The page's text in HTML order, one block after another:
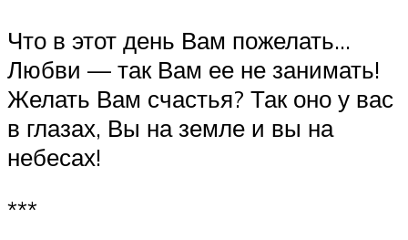
Что в этот день Вам пожелать…
Любви — так Вам ее не занимать!
Желать Вам счастья? Так оно у вас
в глазах, Вы на земле и вы на
небесах!
***